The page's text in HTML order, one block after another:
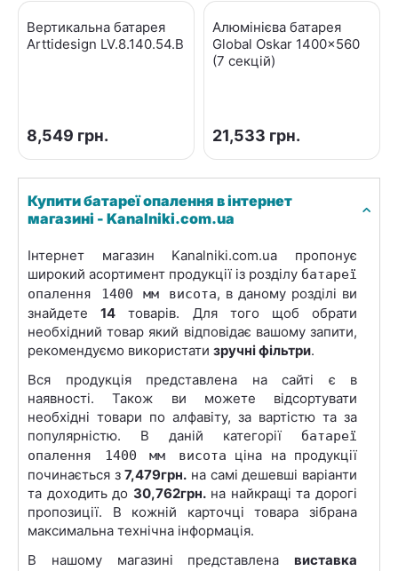
Купити батареї опалення в інтернет
магазині - Kanalniki.com.ua
Інтернет магазин Kanalniki.com.ua пропонує
широкий асортимент продукції із розділу батареї
опалення 1400 мм висота, в даному розділі ви
знайдете14 товарів. Для того щоб обрати
необхідний товар який відповідає вашому запити,
рекомендуємо використати зручні фільтри.
Вся продукція представлена на сайті є в
наявності. Також ви можете відсортувати
необхідні товари по алфавіту, за вартістю та за
популярністю. В даній категорії батареї
опалення 1400 мм висота ціна на продукції
починається з7,479грн. на самі дешевші варіанти
та доходить до 30,762грн.на найкращі та дорогі
пропозиції. В кожній карточці товара зібрана
максимальна технічна інформація.
В нашому магазині представлена виставка
Вертикальна батарея
Arttidesign LV.8.140.54.B
8,549 грн.
Алюмінієва батарея
Global Oskar 1400x560
(7 секцій)
21,533 грн.